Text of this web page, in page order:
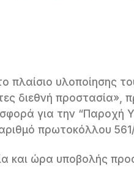
υλοποίησης
διεθνή προστασία»,
για την “Παροχή
πρωτοκόλλου
και ώρα υποβολής